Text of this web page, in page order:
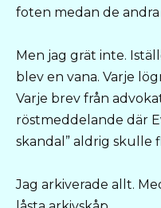
foten medan de andra
Men jag grät inte.
blev en vana. Varje
Varje brev från
röstmeddelande där
skandal” aldrig skulle
Jag arkiverade allt.